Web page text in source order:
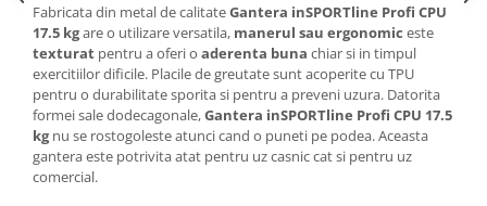
Fabricata din metal de calitateGantera inSPORTline Profi CPU
17.5 kgare o utilizare versatila, manerul sau ergonomic este
texturat pentru a oferi o aderenta buna chiar si in timpul
exercitiilor dificile. Placile de greutate sunt acoperite cu TPU
pentru o durabilitate sporitasi pentru a preveni uzura. Datorita
formei sale dodecagonale,Gantera inSPORTline Profi CPU 17.5
kgnu se rostogoleste atunci cand o puneti pe podea. Aceasta
gantera este potrivita atat pentru uz casnic cat si pentru uz
comercial.